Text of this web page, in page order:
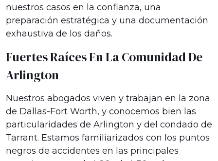
nuestros casos en la confianza, una
preparación estratégica y una documentación
exhaustiva de los daños.
Fuertes Raíces En La Comunidad De
Arlington
Nuestros abogados viven y trabajan en la zona
de Dallas-Fort Worth, y conocemos bien las
particularidades de Arlington y del condado de
Tarrant. Estamos familiarizados con los puntos
negros de accidentes en las principales